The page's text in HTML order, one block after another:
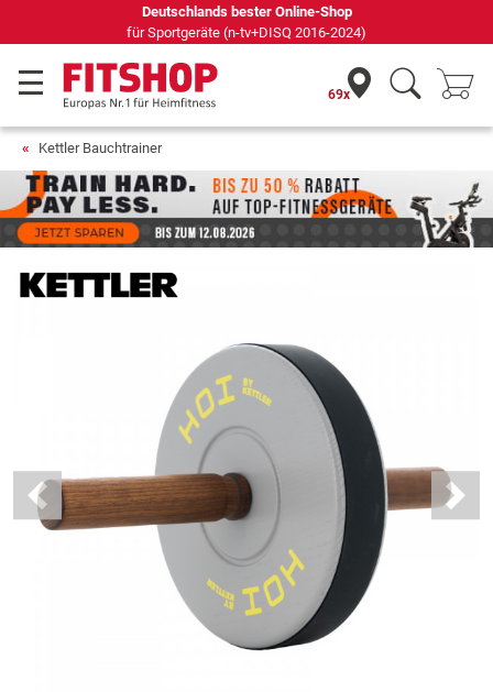
69 Fachmärkte vor Ort mit 75 eigenen Servicetechnikern
69x
Kettler Bauchtrainer
Previous Next